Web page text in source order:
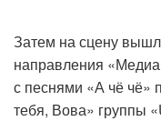
Затем на сцену
направления
с песнями «А чё чё»
тебя, Вова» группы